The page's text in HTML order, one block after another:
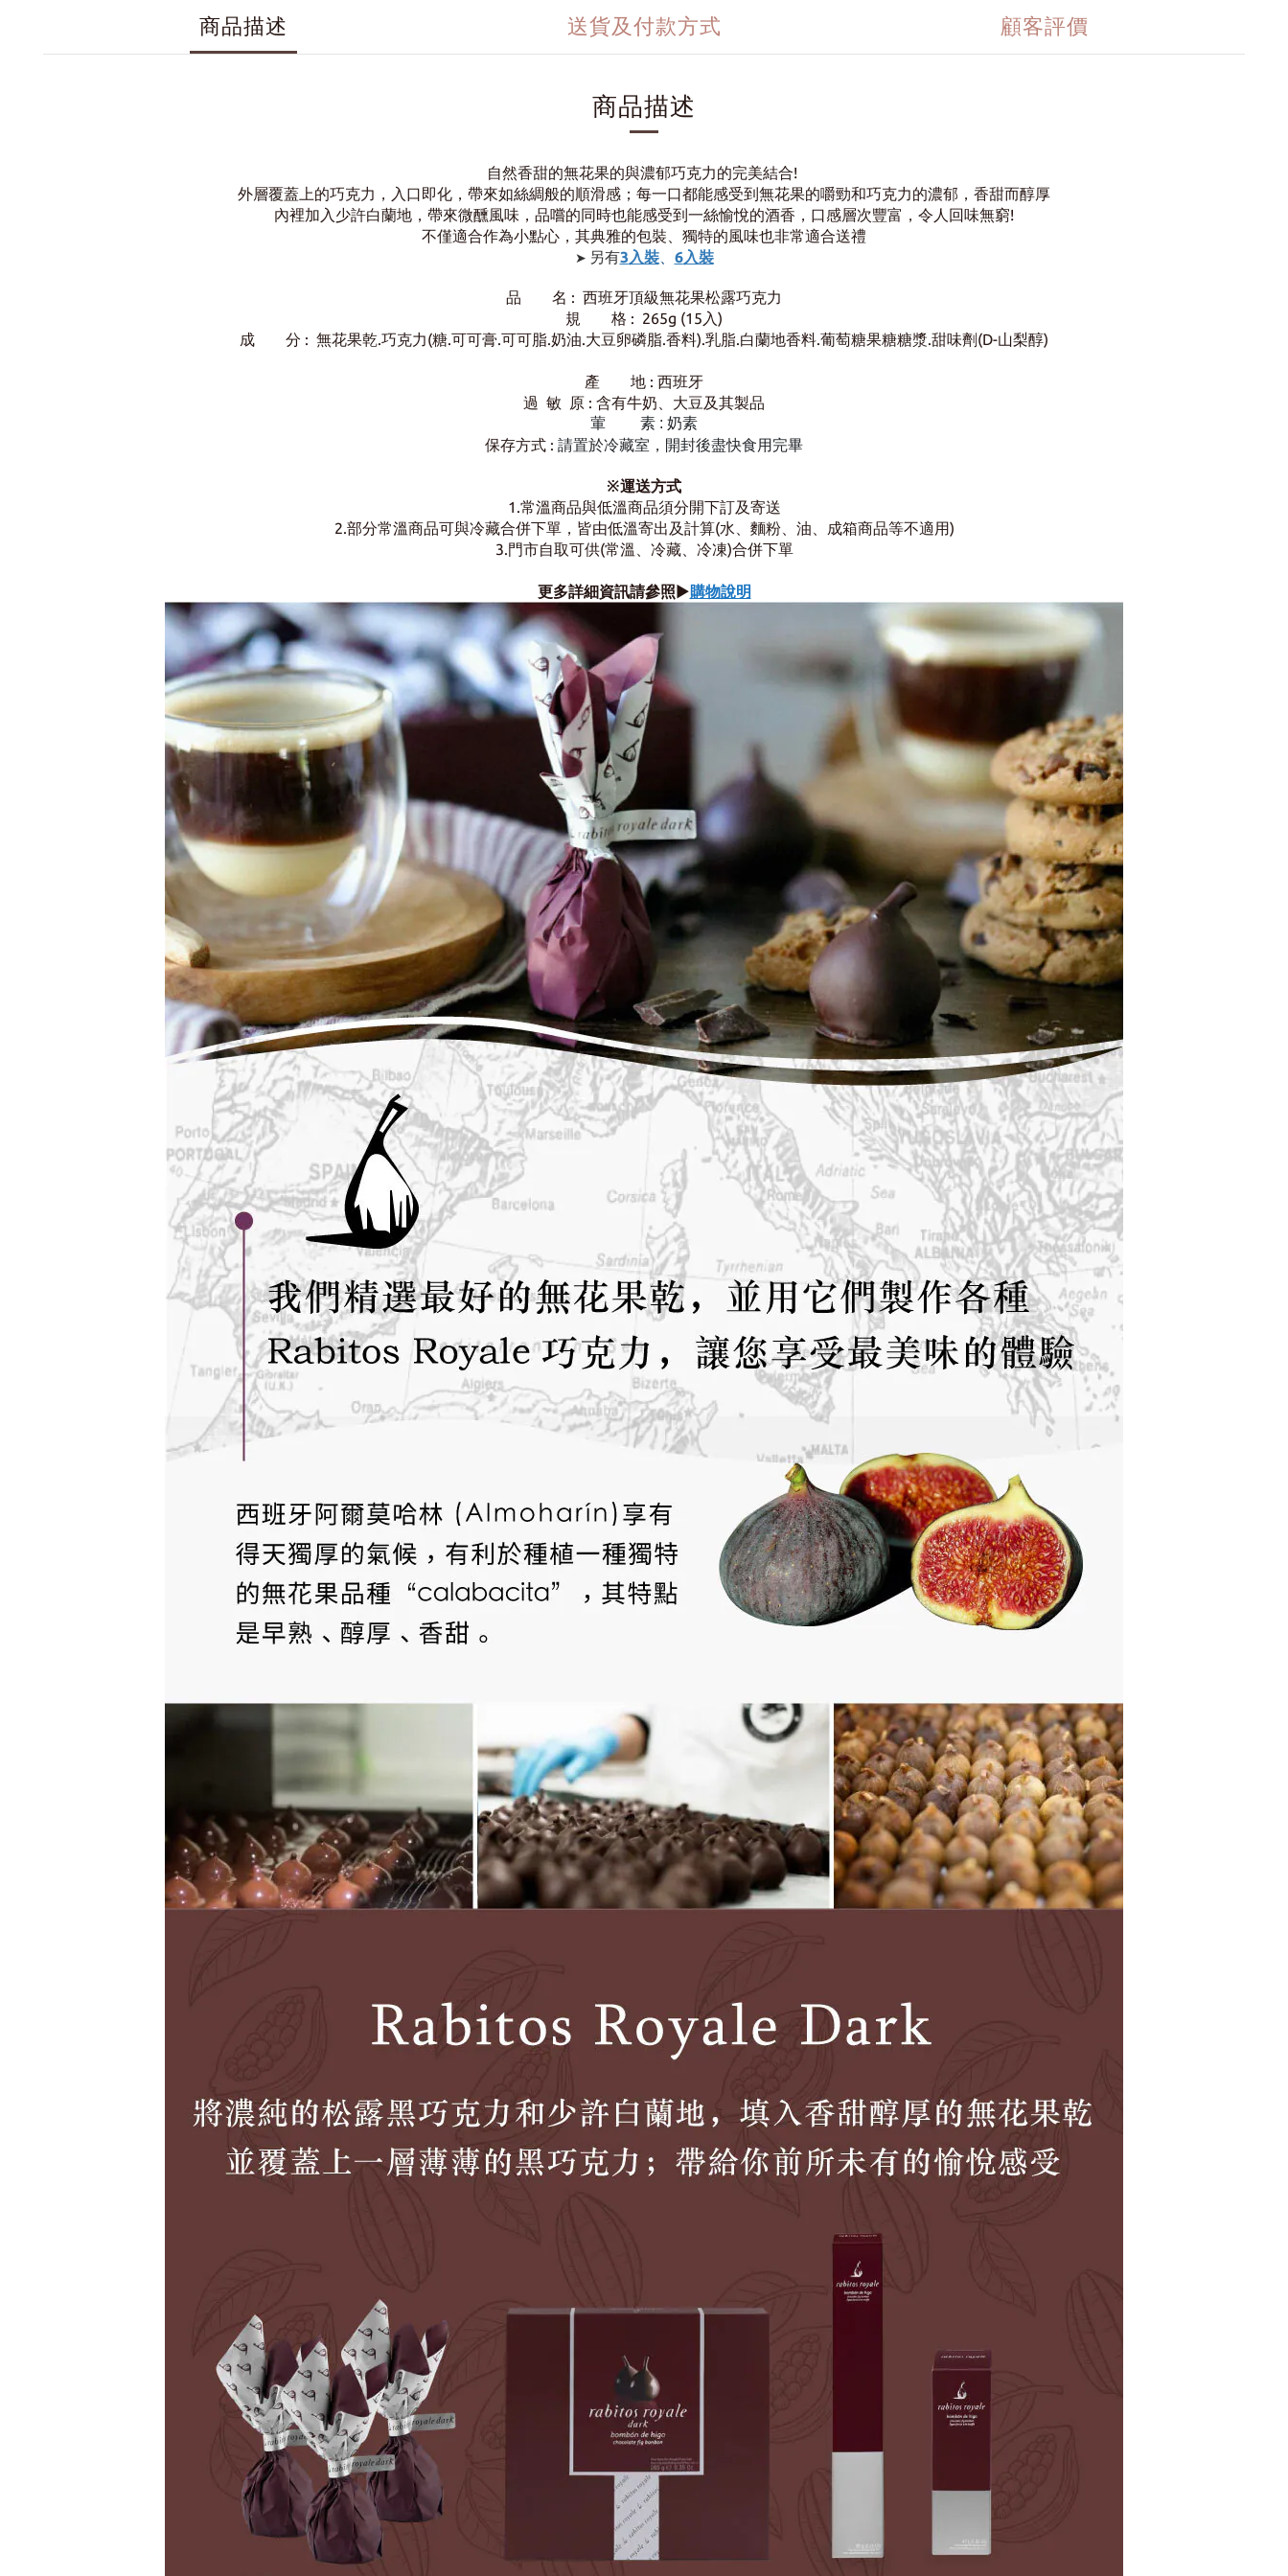
商品描述 送貨及付款方式 顧客評價
商品描述
自然香甜的無花果的與濃郁巧克力的完美結合!
外層覆蓋上的巧克力， 入口即化，帶來如絲綢般的順滑感； 每一口都能感受到無花果的嚼勁和巧克力的濃郁， 香甜而醇厚
內裡加入少許白蘭地，帶來微醺風味，品嚐的同時也能感受到一絲愉悅的酒香， 口感層次豐富，令人回味無窮!
不僅適合作為小點心，其典雅的包裝、獨特的風味也非常適合送禮
➤ 另有3 入裝、 6入裝
品 名 : 西班牙頂級無花果松露巧克力
規 格 : 265g (15 入)
成 分 : 無花果乾.巧克力(糖.可可膏.可可脂.奶油.大豆卵磷脂.香料).乳脂.白蘭地香料.葡萄糖果糖糖漿.甜味劑(D-山梨醇)
產 地 : 西班牙
過 敏 原 : 含有牛奶、大豆及其製品
葷 素 : 奶素
保存方式 : 請置於冷藏室，開封後盡快食用完畢
※運送方式
1.常溫商品與低溫商品須分開下訂及寄送
2.部分常溫商品可與冷藏合併下單， 皆由低溫寄出及計算(水、麵粉、油、成箱商品等不適用)
3.門市自取可供(常溫、冷藏、冷凍)合併下單
更多詳細資訊請參照▶購物說明